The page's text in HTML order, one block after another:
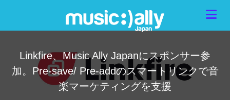
Linkfire、Music Ally Japanにスポンサー参
加。Pre-save/ Pre-addのスマートリンクで音
楽マーケティングを支援